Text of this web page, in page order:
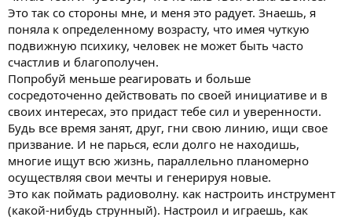
вины и тоски.
Я, к сожалению опять в отчаяние и печали, и сколько бы
поддержки, одобрений, даже где-то восхищений моих
творческих успехов или каких-то действий, ничего не помогает,
везде гиря тоскливопечального груза, когда с кем-то довольно
откровенно говорю на эти темы из меня выходит только то,
что мне скучно, но это не скука, это смесь всех отрицательных
чувств, иногда где-то идешь и такое ощущение как будто
смотришь на себя со стороны, как будто все вокруг не реально
и ты все анализируешь пытаешься за чтото ухватиться, на
некоторое время может даже успокаиваешь, но потом с новой
силой накрывает волна пустоты, наверно, да это можно
описать пустотой, которая сосет где-то под ложечкой, которая,
постоянно давит в окно твоего сознания, это чувство делает
Это так со стороны мне, и меня это радует. Знаешь, я
поняла к определенному возрасту, что имея чуткую
подвижную психику, человек не может быть часто
счастлив и благополучен.
Попробуй меньше реагировать и больше
сосредоточенно действовать по своей инициативе и в
своих интересах, это придаст тебе сил и уверенности.
Будь все время занят, друг, гни свою линию, ищи свое
призвание. И не парься, если долго не находишь,
многие ищут всю жизнь, параллельно планомерно
осуществляя свои мечты и генерируя новые.
Это как поймать радиоволну. как настроить инструмент
(какой-нибудь струнный). Настроил и играешь, как